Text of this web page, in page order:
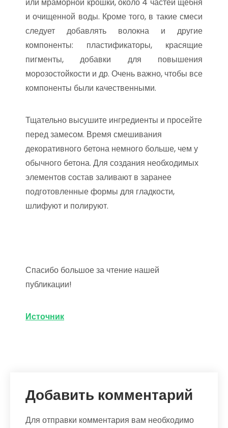
или мраморной крошки, около 4 частей щебня
и очищенной воды. Кроме того, в такие смеси
следует добавлять волокна и другие
компоненты: пластификаторы, красящие
пигменты, добавки для повышения
морозостойкости и др. Очень важно, чтобы все
компоненты были качественными.
Тщательно высушите ингредиенты и просейте
перед замесом. Время смешивания
декоративного бетона немного больше, чем у
обычного бетона. Для создания необходимых
элементов состав заливают в заранее
подготовленные формы для гладкости,
шлифуют и полируют.
Спасибо большое за чтение нашей
публикации!
Источник
Добавить комментарий
Для отправки комментария вам необходимо